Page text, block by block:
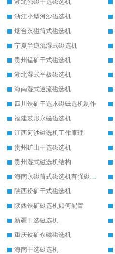
湖北强磁干选磁选机
浙江小型河沙磁选机
烟台永磁筒式磁选机
宁夏半逆流湿式磁选机
贵州锰矿干式磁选机
湖北湿式平板磁选机
海南湿式逆流磁选机
四川铁矿干选永磁磁选机制作
福建鼓形永磁磁选机
江西河沙磁选机工作原理
贵州矿山干选磁选机
贵州湿式磁选机结构
海南永磁筒式磁选机有强磁的吗
陕西粉矿干式磁选机
陕西铁矿磁选机如何配置
新疆干选磁选机
重庆铁矿永磁磁选机
海南干选磁选机